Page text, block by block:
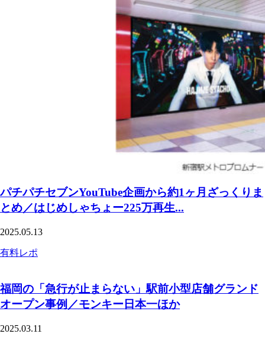
パチパチセブンYouTube企画から約1ヶ月ざっくりま
とめ／はじめしゃちょー225万再生...
2025.05.13
有料レポ
福岡の「急行が止まらない」駅前小型店舗グランド
オープン事例／モンキー日本一ほか
2025.03.11